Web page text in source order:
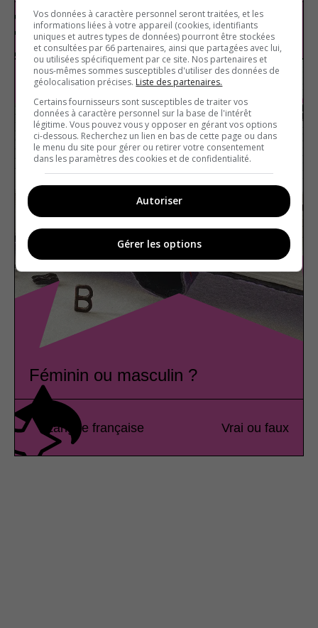
Cinéma Vrai ou faux
Féminin ou masculin ?
Langue française Vrai ou faux
Vos données à caractère personnel seront traitées, et les
informations liées à votre appareil (cookies, identifiants
uniques et autres types de données) pourront être stockées
et consultées par 66 partenaires, ainsi que partagées avec lui,
ou utilisées spécifiquement par ce site. Nos partenaires et
nous-mêmes sommes susceptibles d'utiliser des données de
géolocalisation précises. Liste des partenaires.
Certains fournisseurs sont susceptibles de traiter vos
données à caractère personnel sur la base de l'intérêt
légitime. Vous pouvez vous y opposer en gérant vos options
ci-dessous. Recherchez un lien en bas de cette page ou dans
le menu du site pour gérer ou retirer votre consentement
dans les paramètres des cookies et de confidentialité.
Autoriser
Gérer les options